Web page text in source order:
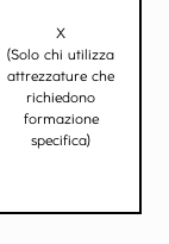
X
(Solo chi utilizza
attrezzature che
richiedono
formazione
specifica)